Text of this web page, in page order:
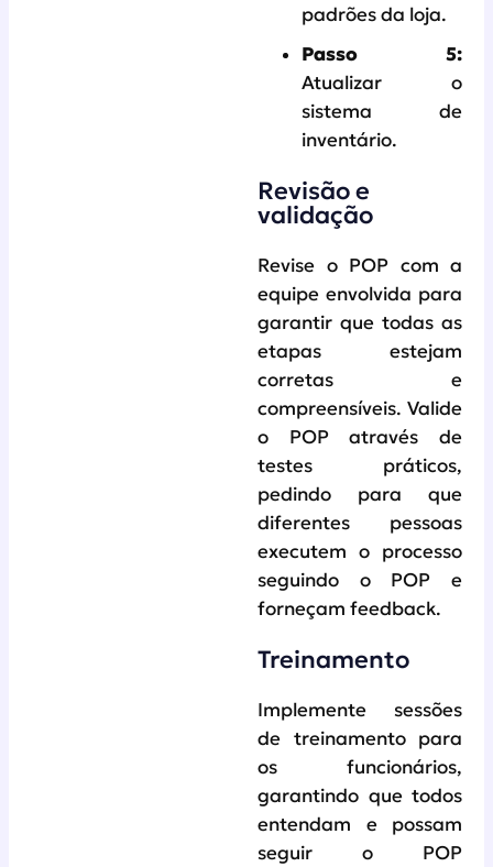
padrões da loja.
Passo 5:
Atualizar o
sistema de
inventário.
Revisão e
validação
Revise o POP com a
equipe envolvida para
garantir que todas as
etapas estejam
corretas e
compreensíveis. Valide
o POP através de
testes práticos,
pedindo para que
diferentes pessoas
executem o processo
seguindo o POP e
forneçam feedback.
Treinamento
Implemente sessões
de treinamento para
os funcionários,
garantindo que todos
entendam e possam
seguir o POP